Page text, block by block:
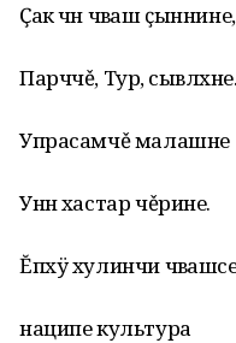
Ҫак чӑн чӑваш ҫыннине,
Парччě, Турӑ, сывлӑхне.
Упрасамчě малашне
Унӑн хастар чěрине.
Ĕпхÿ хулинчи
наципе культура